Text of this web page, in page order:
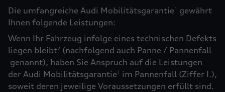
Die umfangreiche Audi Mobilitätsgarantie1
gewährt
Ihnen folgende Leistungen:
Wenn Ihr Fahrzeug infolge eines technischen Defekts
liegen bleibt2 (nachfolgend auch Panne / Pannenfall
genannt), haben Sie Anspruch auf die Leistungen
der Audi Mobilitätsgarantie1
im Pannenfall (Ziffer I.),
soweit deren jeweilige Voraussetzungen erfüllt sind.